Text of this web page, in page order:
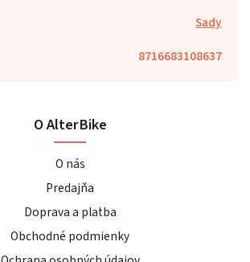
Sady
8716683108637
O AlterBike
O nás
Predajňa
Doprava a platba
Obchodné podmienky